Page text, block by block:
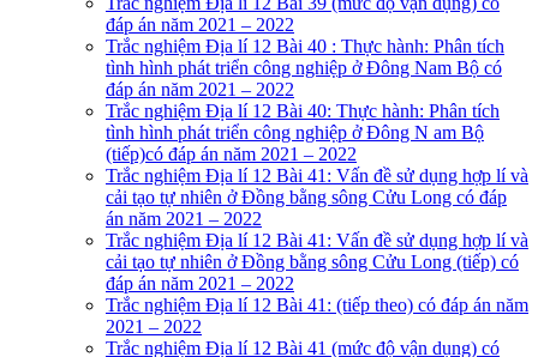
đáp án năm 2021 – 2022
Trắc nghiệm Địa lí 12 Bài 40 : Thực hành: Phân tích
tình hình phát triển công nghiệp ở Đông Nam Bộ có
đáp án năm 2021 – 2022
Trắc nghiệm Địa lí 12 Bài 40: Thực hành: Phân tích
tình hình phát triển công nghiệp ở Đông N am Bộ
(tiếp)có đáp án năm 2021 – 2022
Trắc nghiệm Địa lí 12 Bài 41: Vấn đề sử dụng hợp lí và
cải tạo tự nhiên ở Đồng bằng sông Cửu Long có đáp
án năm 2021 – 2022
Trắc nghiệm Địa lí 12 Bài 41: Vấn đề sử dụng hợp lí và
cải tạo tự nhiên ở Đồng bằng sông Cửu Long (tiếp) có
đáp án năm 2021 – 2022
Trắc nghiệm Địa lí 12 Bài 41: (tiếp theo) có đáp án năm
2021 – 2022
Trắc nghiệm Địa lí 12 Bài 41 (mức độ vận dụng) có